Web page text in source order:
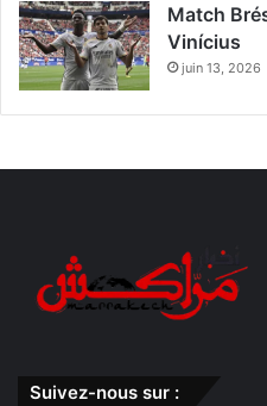
Match
Vinícius
juin 13, 2026
Suivez-nous sur :